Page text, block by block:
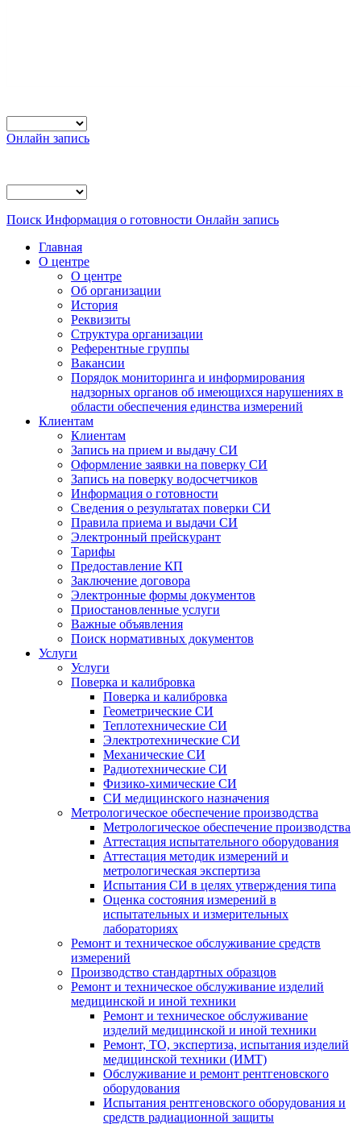
Онлайн запись
Поиск Информация о готовности Онлайн запись
Главная
О центре
О центре
Об организации
История
Реквизиты
Структура организации
Референтные группы
Вакансии
Порядок мониторинга и информирования
надзорных органов об имеющихся нарушениях в
области обеспечения единства измерений
Клиентам
Клиентам
Запись на прием и выдачу СИ
Оформление заявки на поверку СИ
Запись на поверку водосчетчиков
Информация о готовности
Сведения о результатах поверки СИ
Правила приема и выдачи СИ
Электронный прейскурант
Тарифы
Предоставление КП
Заключение договора
Электронные формы документов
Приостановленные услуги
Важные объявления
Поиск нормативных документов
Услуги
Услуги
Поверка и калибровка
Поверка и калибровка
Геометрические СИ
Теплотехнические СИ
Электротехнические СИ
Механические СИ
Радиотехнические СИ
Физико-химические СИ
СИ медицинского назначения
Метрологическое обеспечение производства
Метрологическое обеспечение производства
Аттестация испытательного оборудования
Аттестация методик измерений и
метрологическая экспертиза
Испытания СИ в целях утверждения типа
Оценка состояния измерений в
испытательных и измерительных
лабораториях
Ремонт и техническое обслуживание средств
измерений
Производство стандартных образцов
Ремонт и техническое обслуживание изделий
медицинской и иной техники
Ремонт и техническое обслуживание
изделий медицинской и иной техники
Ремонт, ТО, экспертиза, испытания изделий
медицинской техники (ИМТ)
Обслуживание и ремонт рентгеновского
оборудования
Испытания рентгеновского оборудования и
средств радиационной защиты